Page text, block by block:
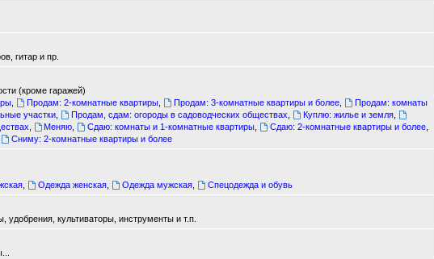
гитар и пр.
(кроме гаражей)
Продам: 2-комнатные квартиры Продам: 3-комнатные квартиры и более
Продам: комнаты
участки Продам, сдам: огороды в садоводческих обществах Куплю: жилье и земля
Меняю Сдаю: комнаты и 1-комнатные квартиры Сдаю: 2-комнатные квартиры и более
Сниму: 2-комнатные квартиры и более
Одежда женская Одежда мужская, Спецодежда и обувь
удобрения, культиваторы, инструменты и т.п.